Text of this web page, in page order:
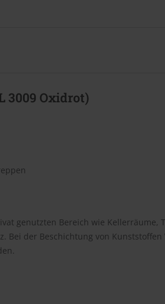
3009 Oxidrot)
genutzten Bereich wie Kellerräume,
Bei der Beschichtung von